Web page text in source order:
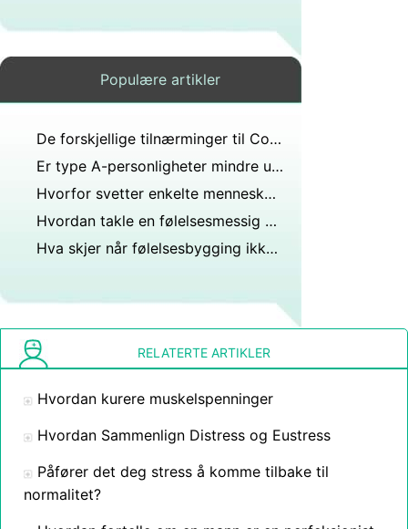
Populære artikler
De forskjellige tilnærminger til Conflict
Er type A-personligheter mindre utsatt for stress enn folk flest?
Hvorfor svetter enkelte mennesker mye?
Hvordan takle en følelsesmessig sammenbrudd
Hva skjer når følelsesbygging ikke blir håndtert?
RELATERTE ARTIKLER
Hvordan kurere muskelspenninger
Hvordan Sammenlign Distress og Eustress
Påfører det deg stress å komme tilbake til
normalitet?